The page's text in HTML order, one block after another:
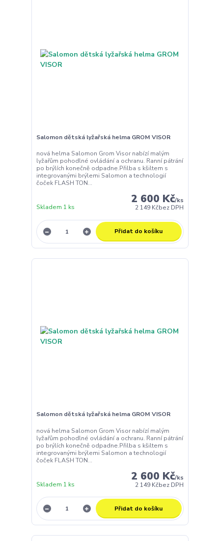
Salomon dětská lyžařská helma GROM VISOR
nová helma Salomon Grom Visor nabízí malým
lyžařům pohodlné ovládání a ochranu. Ranní pátrání
po brýlích konečně odpadne.Přilba s kšiltem s
integrovanými brýlemi Salomon a technologií
čoček FLASH TON...
2 600 Kč/ks
2 149 Kčbez DPH
Skladem 1 ks
Přidat do košíku
Salomon dětská lyžařská helma GROM VISOR
nová helma Salomon Grom Visor nabízí malým
lyžařům pohodlné ovládání a ochranu. Ranní pátrání
po brýlích konečně odpadne.Přilba s kšiltem s
integrovanými brýlemi Salomon a technologií
čoček FLASH TON...
2 600 Kč/ks
2 149 Kčbez DPH
Skladem 1 ks
Přidat do košíku